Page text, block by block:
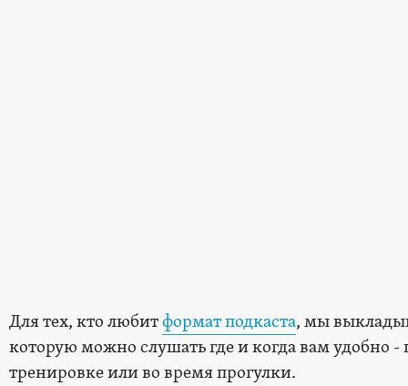
Для тех, кто любитформат подкаста, мы
которую можно слушать где и когда вам удобно -
тренировке или во время прогулки.